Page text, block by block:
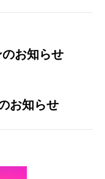
お知らせ
お知らせ